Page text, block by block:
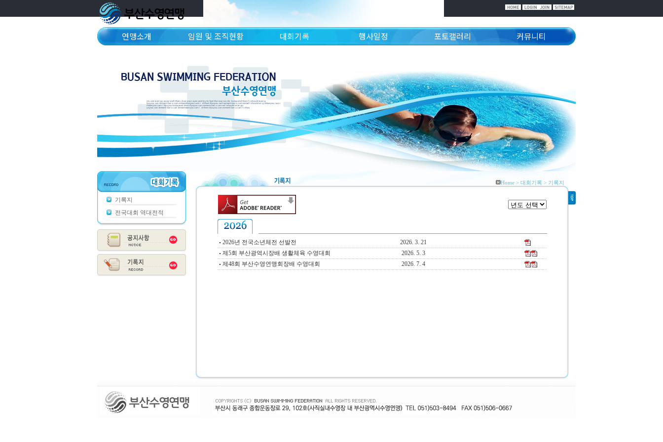
연맹소개 임원 및 조직현황 대회기록 행사일정 포토갤러리 커뮤니티
기록지
전국대회 역대전적
Home > 대회기록 > 기록지
2026년 전국소년체전 선발전
2026. 3. 21
제5회 부산광역시장배 생활체육 수영대회
2026. 5. 3
제48회 부산수영연맹회장배 수영대회
2026. 7. 4